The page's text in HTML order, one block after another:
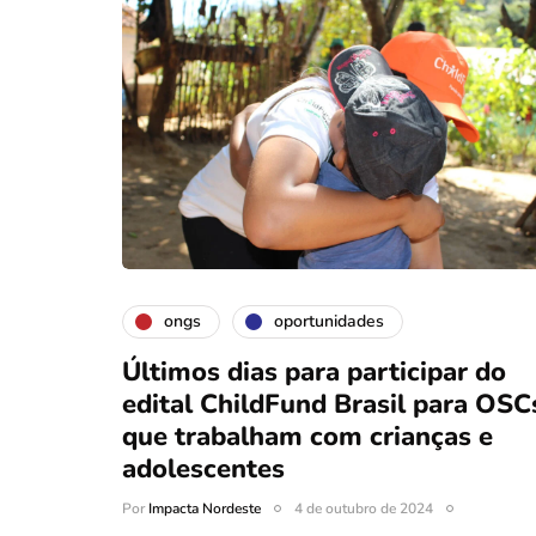
ongs oportunidades
Últimos dias para participar do
edital ChildFund Brasil para
que trabalham com crianças e
adolescentes
PorImpacta Nordeste
4 de outubro de 2024